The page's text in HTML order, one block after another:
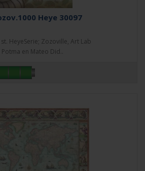
Heye 30097
HeyeSerie; Zozoville, Art Lab
en Mateo Did..